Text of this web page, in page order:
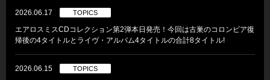
2026.06.17 TOPICS
エアロスミスCDコレクション第2弾本日発売！今回は古巣のコロンビア復
帰後の4タイトルとライヴ・アルバム4タイトルの合計8タイトル!
2026.06.15 TOPICS